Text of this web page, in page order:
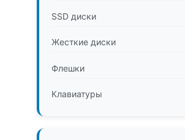
SSD диски
Жесткие диски
Флешки
Клавиатуры